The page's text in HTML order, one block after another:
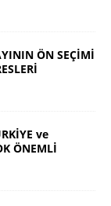
ÖN SEÇİMİ
ve
ÖNEMLİ